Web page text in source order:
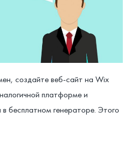
создайте веб-сайт на Wix
платформе и
в бесплатном генераторе. Этого